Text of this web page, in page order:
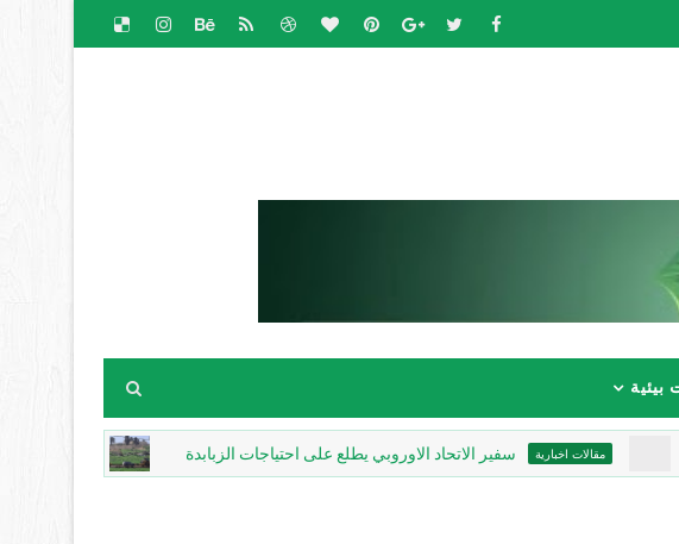
بيئية
سفير الاتحاد الاوروبي يطلع على احتياجات الزبابدة مقالات اخبارية